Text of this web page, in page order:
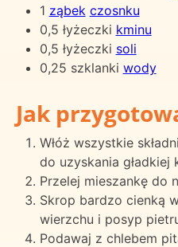
1 ząbek czosnku
0,5 łyżeczki kminu
0,5 łyżeczki soli
0,25 szklanki wody
Jak
Włóż wszystkie
do uzyskania gładkiej
Przelej mieszankę do
Skrop bardzo cienką
wierzchu i posyp
Podawaj z chlebem